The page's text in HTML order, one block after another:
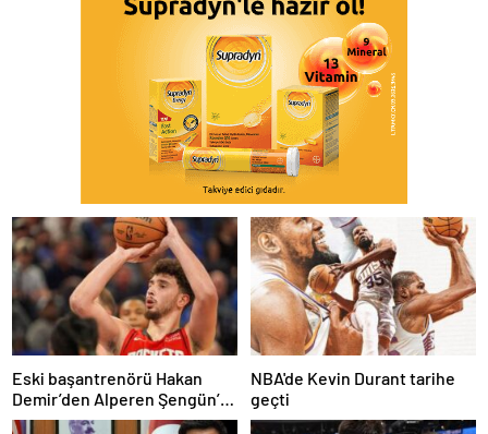
Eski başantrenörü Hakan
Demir’den Alperen Şengün’e
övgü
NBA'de Kevin Durant tarihe
geçti